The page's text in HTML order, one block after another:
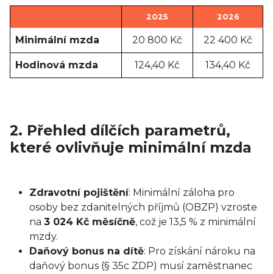
2025 2026
Minimální mzda 20 800 Kč 22 400 Kč
Hodinová mzda 124,40 Kč 134,40 Kč
2. Přehled dílčích parametrů,
které ovlivňuje minimální mzda
Zdravotní pojištění: Minimální záloha pro
osoby bez zdanitelných příjmů (OBZP) vzroste
na 3 024 Kč měsíčně, což je 13,5 % z minimální
mzdy.
Daňový bonus na dítě: Pro získání nároku na
daňový bonus (§ 35c ZDP) musí zaměstnanec